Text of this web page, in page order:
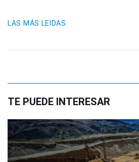
LAS MÁS LEIDAS
TE PUEDE INTERESAR